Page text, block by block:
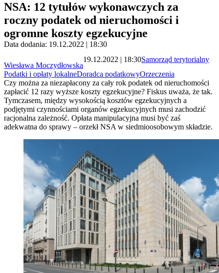
NSA: 12 tytułów wykonawczych za
roczny podatek od nieruchomości i
ogromne koszty egzekucyjne
Data dodania: 19.12.2022 | 18:30
Wiesława Moczydłowska
19.12.2022 | 18:30Samorząd terytorialny
Podatki i opłaty lokalneDoradca podatkowyOrzeczenia
Czy można za niezapłacony za cały rok podatek od nieruchomości
zapłacić 12 razy wyższe koszty egzekucyjne? Fiskus uważa, że tak.
Tymczasem, między wysokością kosztów egzekucyjnych a
podjętymi czynnościami organów egzekucyjnych musi zachodzić
racjonalna zależność. Opłata manipulacyjna musi być zaś
adekwatna do sprawy – orzekł NSA w siedmioosobowym składzie.